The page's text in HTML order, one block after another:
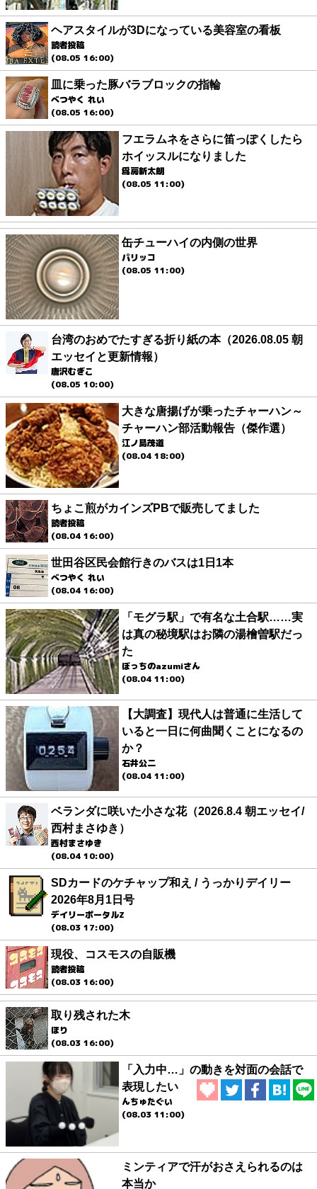
ヘアスタイルが3Dになっている美容室の看板
読者投稿
(08.05 16:00)
皿に乗った豚バラブロックの指輪
べつやく れい
(08.05 16:00)
フエラムネをさらに笛っぽくしたら
ホイッスルになりました
爲房新太朗
(08.05 11:00)
缶チューハイの内側の世界
パリッコ
(08.05 11:00)
台湾のおめでたすぎる折り紙の本（2026.08.05 朝
エッセイと更新情報）
唐沢むぎこ
(08.05 10:00)
大きな唐揚げが乗ったチャーハン～
チャーハン部活動報告（傑作選）
江ノ島茂道
(08.04 18:00)
ちょこ煎がカインズPBで販売してました
読者投稿
(08.04 16:00)
世田谷区民会館行きのバスは1日1本
べつやく れい
(08.04 16:00)
「モグラ駅」で有名な土合駅……実
は真の秘境駅はお隣の湯檜曽駅だっ
た
ぼっちのazumiさん
(08.04 11:00)
【大調査】現代人は普通に生活して
いると一日に何曲聞くことになるの
か？
石井公二
(08.04 11:00)
ベランダに咲いた小さな花（2026.8.4 朝エッセイ/
西村まさゆき）
西村まさゆき
(08.04 10:00)
SDカードのケチャップ和え / うっかりデイリー
2026年8月1日号
デイリーポータルZ
(08.03 17:00)
現役、コスモスの自販機
読者投稿
(08.03 16:00)
取り残された木
ほり
(08.03 16:00)
「入力中…」の動きを対面の会話で
表現したい
んちゅたぐい
(08.03 11:00)
ミンティアで汗がおさえられるのは
本当か